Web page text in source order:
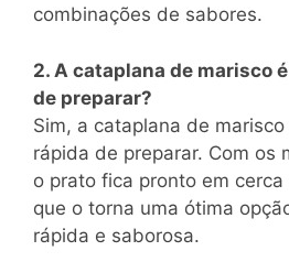
combinações de sabores.
2. A cataplana de marisco
de preparar?
Sim, a cataplana de
rápida de preparar. Com os
o prato fica pronto em
que o torna uma ótima
rápida e saborosa.